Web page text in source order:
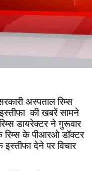
अस्पताल रिम्स
की खबरें सामने
डायरेक्टर ने गुरूवार
रिम्स के पीआरओ डॉक्टर
इस्तीफा देने पर विचार